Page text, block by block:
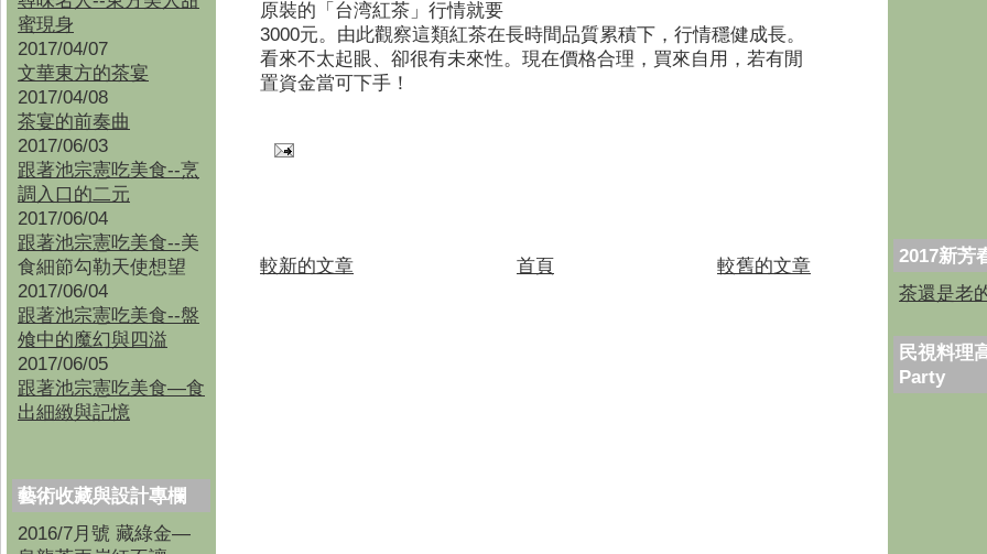
蜜現身
2017/04/07
文華東方的茶宴
2017/04/08
茶宴的前奏曲
2017/06/03
跟著池宗憲吃美食--烹
調入口的二元
2017/06/04
跟著池宗憲吃美食--美
食細節勾勒天使想望
2017/06/04
跟著池宗憲吃美食--盤
飧中的魔幻與四溢
2017/06/05
跟著池宗憲吃美食—食
出細緻與記憶
藝術收藏與設計專欄
2016/7月號 藏綠金—
原裝的「台湾紅茶」行情就要
3000元。由此觀察這類紅茶在長時間品質累積下，行情穩健成長。
看來不太起眼、卻很有未來性。現在價格合理，買來自用，若有閒
置資金當可下手！
較新的文章 較舊的文章
首頁
2017新芳
茶還是老
民視料理
Party